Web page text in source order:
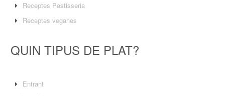
Receptes Pastisseria
Receptes veganes
QUIN TIPUS DE PLAT?
Entrant